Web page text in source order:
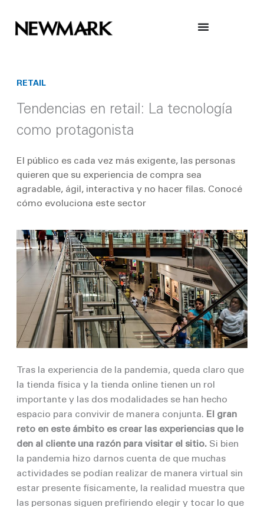
content
RETAIL
Tendencias en retail: La tecnología
como protagonista
El público es cada vez más exigente, las personas
quieren que su experiencia de compra sea
agradable, ágil, interactiva y no hacer filas. Conocé
cómo evoluciona este sector
Tras la experiencia de la pandemia, queda claro que
la tienda física y la tienda online tienen un rol
importante y las dos modalidades se han hecho
espacio para convivir de manera conjunta. El gran
reto en este ámbito es crear las experiencias que le
den al cliente una razón para visitar el sitio.Si bien
la pandemia hizo darnos cuenta de que muchas
actividades se podían realizar de manera virtual sin
estar presente físicamente, la realidad muestra que
las personas siguen prefiriendo elegir y tocar lo que